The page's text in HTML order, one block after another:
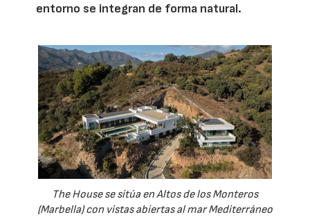
entorno se integran de forma natural.
The House se sitúa en Altos de los Monteros
(Marbella) con vistas abiertas al mar Mediterráneo